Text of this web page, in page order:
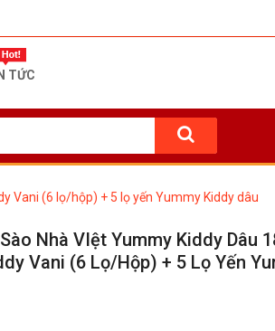
TỨC
Vani (6 lọ/hộp) + 5 lọ yến Yummy Kiddy dâu
Nhà VIệt Yummy Kiddy Dâu
Vani (6 Lọ/hộp) + 5 Lọ Yến